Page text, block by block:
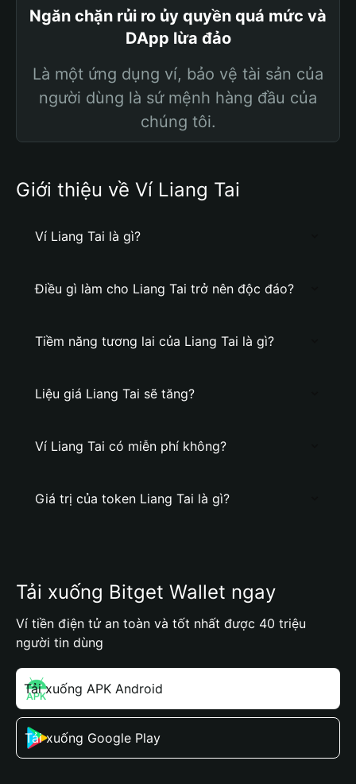
Ngăn chặn rủi ro ủy quyền quá mức và
DApp lừa đảo
Là một ứng dụng ví, bảo vệ tài sản của
người dùng là sứ mệnh hàng đầu của
chúng tôi.
Giới thiệu về Ví Liang Tai
Ví Liang Tai là gì?
Điều gì làm cho Liang Tai trở nên độc đáo?
Tiềm năng tương lai của Liang Tai là gì?
Liệu giá Liang Tai sẽ tăng?
Ví Liang Tai có miễn phí không?
Giá trị của token Liang Tai là gì?
Tải xuống Bitget Wallet ngay
Ví tiền điện tử an toàn và tốt nhất được 40 triệu
người tin dùng
Tải xuống APK Android
Tải xuống Google Play